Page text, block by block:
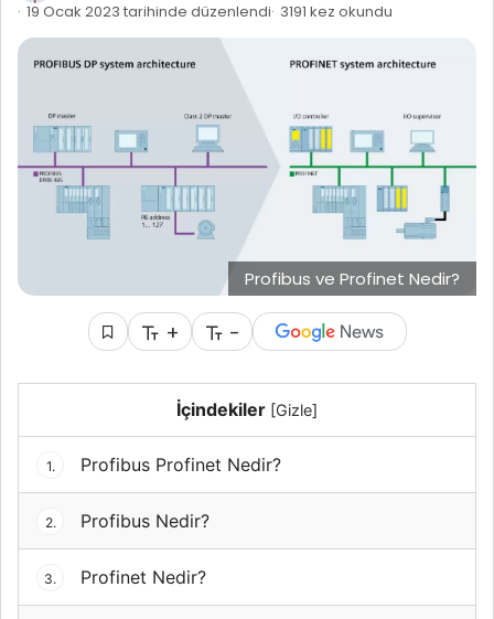
19 Ocak 2023 tarihinde düzenlendi 3191 kez okundu
Profibus ve Profinet Nedir?
+ -
İçindekiler [Gizle]
1. Profibus Profinet Nedir?
2. Profibus Nedir?
3. Profinet Nedir?